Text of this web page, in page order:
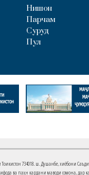
Нишон
Парчам
Суруд
Пул
734018. ш. Душанбе, хиёбони
ва паҳн кардани маводи сомона, дар